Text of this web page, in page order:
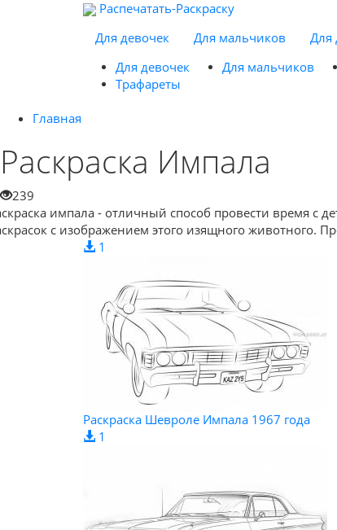
Распечатать-Раскраску
Для девочек
Для мальчиков Для
Для девочек
Для мальчиков
Трафареты
Главная
Раскраска Импала
239
импала - отличный способ провести время с
с изображением этого изящного животного.
1
Раскраска Шевроле Импала 1967 года
1